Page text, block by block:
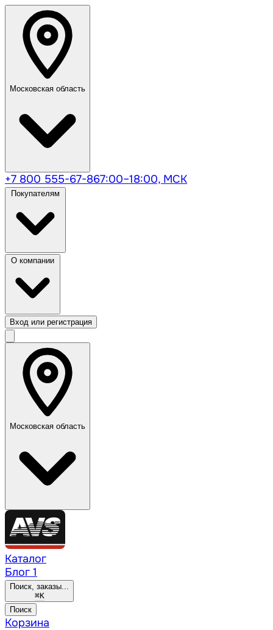
Московская область
+7 800 555-67-867:00–18:00, МСК
Вход или регистрация
Московская область
Каталог
Блог 1
Поиск, заказы...
⌘K
Поиск
Корзина